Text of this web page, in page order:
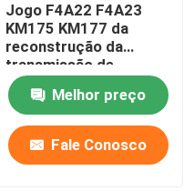
Jogo F4A22 F4A23
KM175 KM177 da
reconstrução da
transmissão de
Hyundai do espaço de
MitsubishiMelhor preço
Fale Conosco